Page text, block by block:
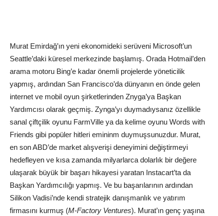
Murat Emirdağ’ın yeni ekonomideki serüveni Microsoft’un
Seattle’daki küresel merkezinde başlamış. Orada Hotmail’den
arama motoru Bing’e kadar önemli projelerde yöneticilik
yapmış, ardından San Francisco’da dünyanın en önde gelen
internet ve mobil oyun şirketlerinden Znyga’ya Başkan
Yardımcısı olarak geçmiş. Zynga’yı duymadıysanız özellikle
sanal çiftçilik oyunu FarmVille ya da kelime oyunu Words with
Friends gibi popüler hitleri emininm duymuşsunuzdur. Murat,
en son ABD’de market alışverişi deneyimini değiştirmeyi
hedefleyen ve kısa zamanda milyarlarca dolarlık bir değere
ulaşarak büyük bir başarı hikayesi yaratan Instacart’ta da
Başkan Yardımcılığı yapmış. Ve bu başarılarının ardından
Silikon Vadisi’nde kendi stratejik danışmanlık ve yatırım
firmasını kurmuş (M-Factory Ventures). Murat’ın genç yaşına